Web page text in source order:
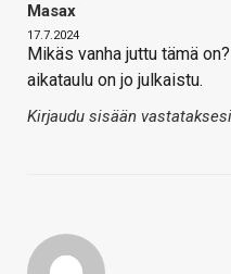
Masax
17.7.2024
Mikäs vanha juttu tämä
aikataulu on jo julkaistu.
Kirjaudu sisään vastataksesi